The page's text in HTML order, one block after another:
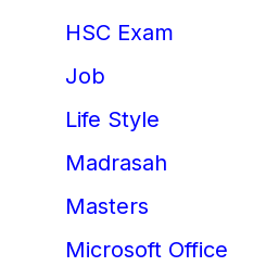
HSC Exam
Job
Life Style
Madrasah
Masters
Microsoft Office